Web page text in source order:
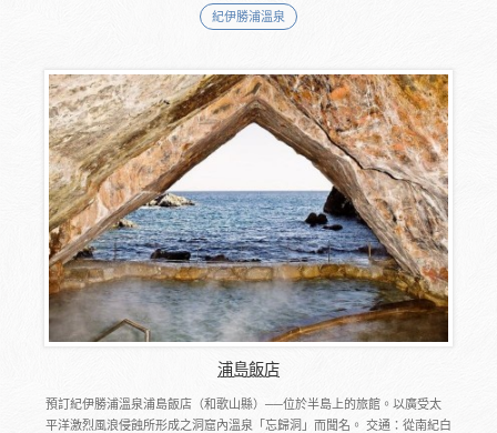
紀伊勝浦溫泉
浦島飯店
預訂紀伊勝浦溫泉浦島飯店（和歌山縣）──位於半島上的旅館。以廣受太
平洋激烈風浪侵蝕所形成之洞窟內溫泉「忘歸洞」而聞名。 交通：從南紀白